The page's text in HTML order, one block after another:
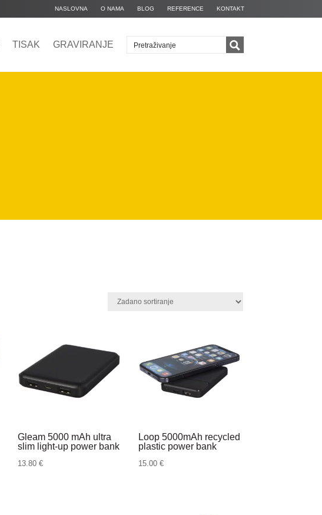
NASLOVNA O NAMA BLOG REFERENCE KONTAKT
TISAK GRAVIRANJE
Gleam 5000 mAh ultra
slim light-up power bank
13.80€
Loop 5000mAh recycled
plastic power bank
15.00 €